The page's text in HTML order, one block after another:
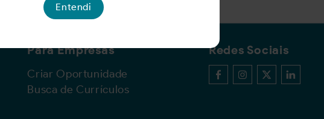
Para Empresas
Criar Oportunidade
Busca de Currículos
Redes Sociais
Entendi